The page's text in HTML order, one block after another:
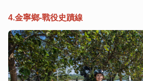
4.金寧鄉-戰役史蹟線